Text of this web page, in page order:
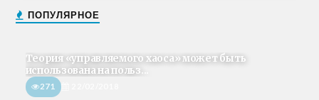
ПОПУЛЯРНОЕ
Теория «управляемого хаоса» может быть
использована на польз...
271